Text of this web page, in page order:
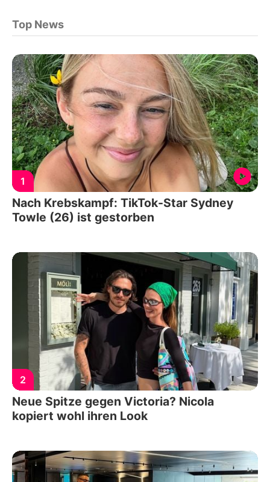
Top News
1
Nach Krebskampf: TikTok-Star Sydney
Towle (26) ist gestorben
2
Neue Spitze gegen Victoria? Nicola
kopiert wohl ihren Look